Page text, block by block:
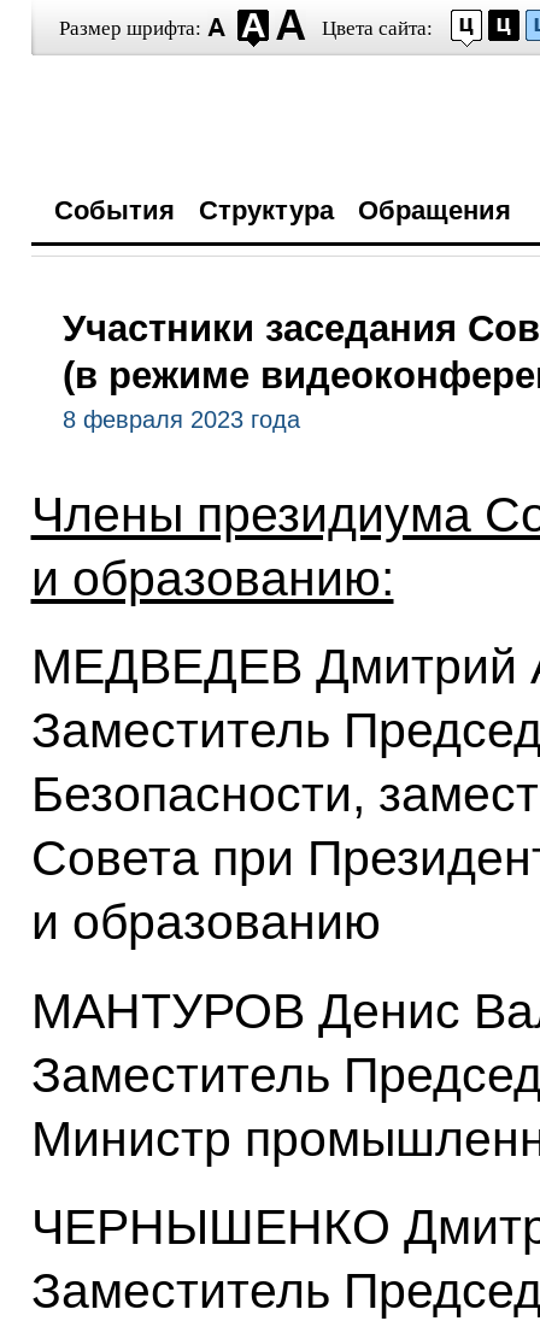
Размер шрифта: Цвета сайта:
События Структура Обращения
Участники заседания
(в режиме
8 февраля 2023 года
Члены президиума
и образованию:
МЕДВЕДЕВ Дмитрий
Заместитель
Безопасности,
Совета при
и образованию
МАНТУРОВ Денис
Заместитель
Министр
ЧЕРНЫШЕНКО
Заместитель